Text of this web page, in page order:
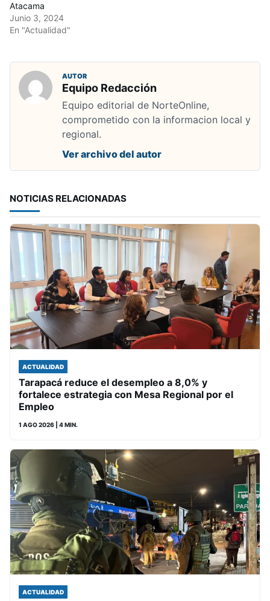
Atacama
Junio 3, 2024
En "Actualidad"
AUTOR
Equipo Redacción
Equipo editorial de NorteOnline,
comprometido con la informacion local y
regional.
Ver archivo del autor
NOTICIAS RELACIONADAS
ACTUALIDAD
Tarapacá reduce el desempleo a 8,0% y
fortalece estrategia con Mesa Regional por el
Empleo
1 AGO 2026 | 4 MIN.
ACTUALIDAD